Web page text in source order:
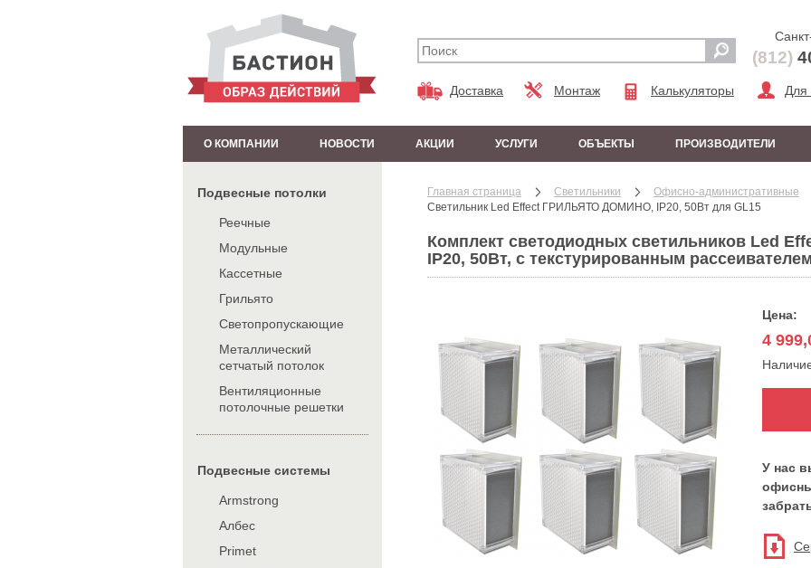
Доставка Монтаж Калькуляторы Для
(812)
О КОМПАНИИ НОВОСТИ АКЦИИ УСЛУГИ ОБЪЕКТЫ ПРОИЗВОДИТЕЛИ
Подвесные потолки
Реечные
Модульные
Кассетные
Грильято
Светопропускающие
Металлический
сетчатый потолок
Вентиляционные
потолочные решетки
Подвесные системы
Armstrong
Албес
Primet
Главная страница Cветильники
Офисно-административные
Светильник Led Effect ГРИЛЬЯТО ДОМИНО, IP20, 50Вт для GL15
Комплект светодиодных светильников Led
IP20, 50Вт, с текстурированным
Цена:
4
У нас